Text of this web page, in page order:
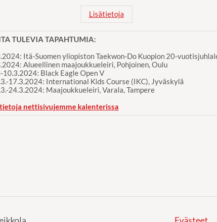
Lisätietoja
TULEVIA TAPAHTUMIA:
Itä-Suomen yliopiston Taekwon-Do Kuopion 20-
Alueellinen maajoukkueleiri, Pohjoinen, Oulu
10.3.2024: Black Eagle Open V
17.3.2024: International Kids Course (IKC), Jyväskylä
24.3.2024: Maajoukkueleiri, Varala, Tampere
nettisivujemme kalenterissa
Evästeet